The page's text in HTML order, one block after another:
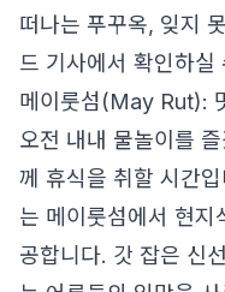
떠나는 푸꾸옥, 잊지
드 기사에서 확인하실
메이룻섬(May Rut):
오전 내내 물놀이를
께 휴식을 취할 시간입
는 메이룻섬에서 현지
공합니다. 갓 잡은 신